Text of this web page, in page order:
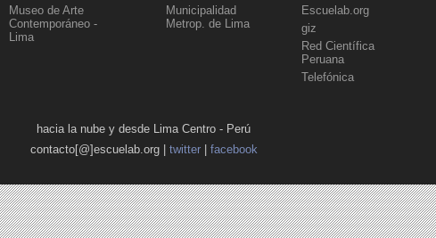
Museo de Arte
Contemporáneo -
Lima
Municipalidad
Metrop. de Lima
Escuelab.org
giz
Red Científica
Peruana
Telefónica
hacia la nube y desde Lima Centro - Perú
contacto[@]escuelab.org | twitter| facebook